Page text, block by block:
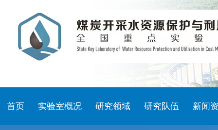
首页 实验室概况 研究领域 研究队伍 新闻